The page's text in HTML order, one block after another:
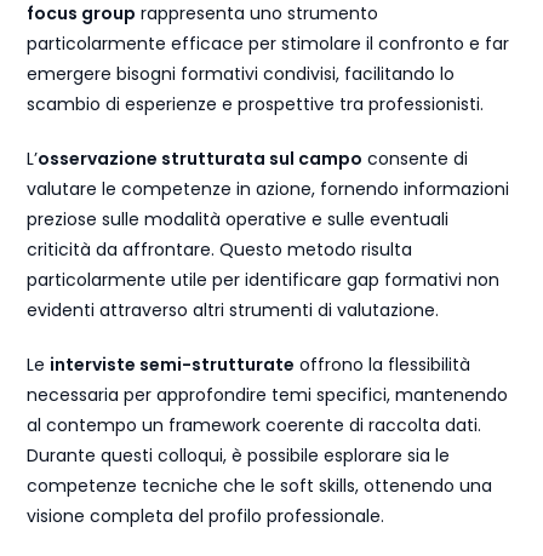
focus group rappresenta uno strumento
particolarmente efficace per stimolare il confronto e far
emergere bisogni formativi condivisi, facilitando lo
scambio di esperienze e prospettive tra professionisti.
L’osservazione strutturata sul campo consente di
valutare le competenze in azione, fornendo informazioni
preziose sulle modalità operative e sulle eventuali
criticità da affrontare. Questo metodo risulta
particolarmente utile per identificare gap formativi non
evidenti attraverso altri strumenti di valutazione.
Le interviste semi-strutturate offrono la flessibilità
necessaria per approfondire temi specifici, mantenendo
al contempo un framework coerente di raccolta dati.
Durante questi colloqui, è possibile esplorare sia le
competenze tecniche che le soft skills, ottenendo una
visione completa del profilo professionale.